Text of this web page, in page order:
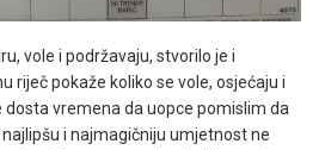
vole i podržavaju, stvorilo je i
riječ pokaže koliko se vole, osjećaju i
dosta vremena da uopce pomislim da
i najmagičniju umjetnost ne